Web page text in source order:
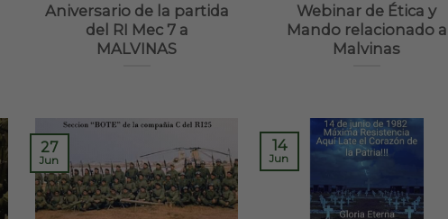
Aniversario de la partida
del RI Mec 7 a
MALVINAS
Webinar de Ética y
Mando relacionado a
Malvinas
27
Jun
14
Jun